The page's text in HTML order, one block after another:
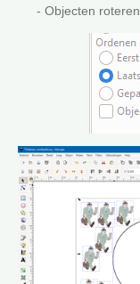
- Objecten roteren